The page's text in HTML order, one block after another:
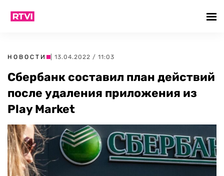
НОВОСТИ | 13.04.2022 / 11:03
Сбербанк составил план действий
после удаления приложения из
Play Market